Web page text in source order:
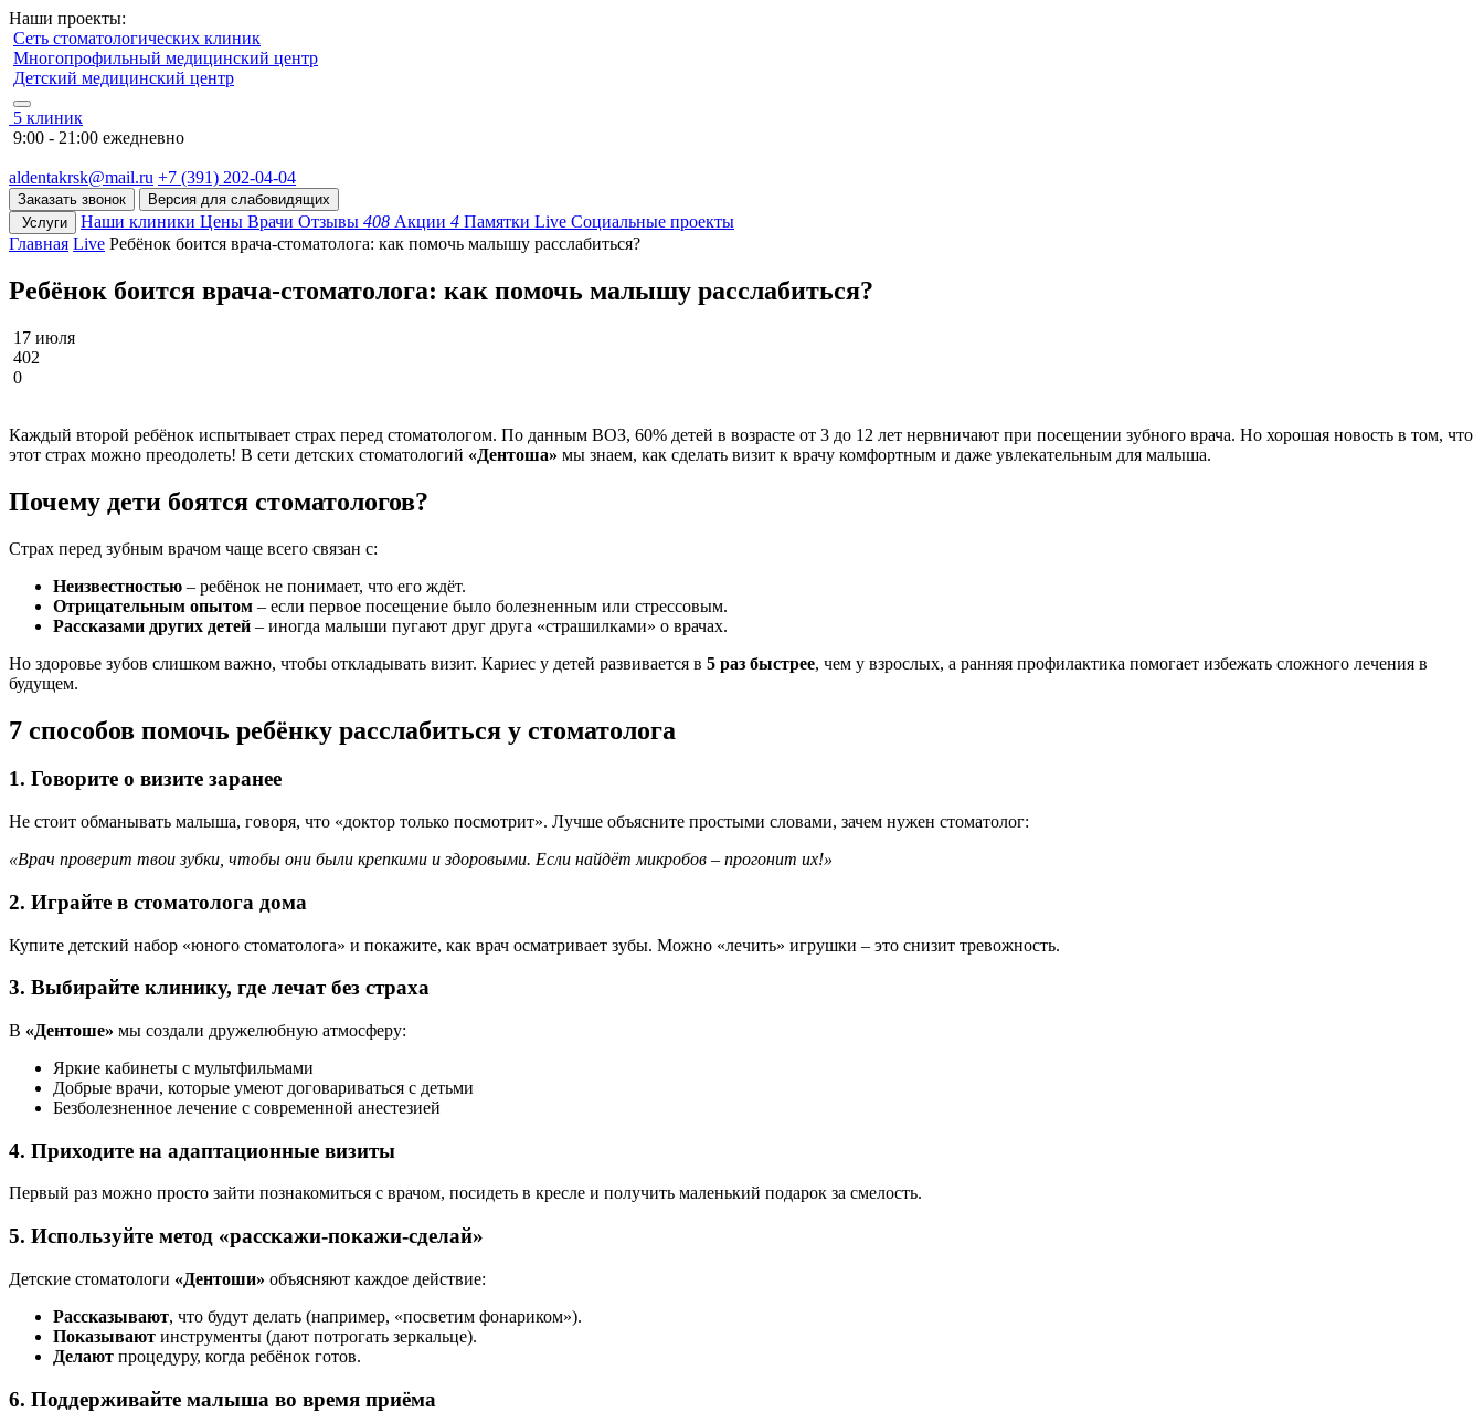
Наши проекты:
Сеть стоматологических клиник
Многопрофильный медицинский центр
Детский медицинский центр
5 клиник
9:00 - 21:00 ежедневно
aldentakrsk@mail.ru +7 (391) 202-04-04
Заказать звонок
Версия для слабовидящих
Услуги
Наши клиники Цены Врачи Отзывы 408 Акции 4 Памятки Live Социальные проекты
Главная Live Ребёнок боится врача-стоматолога: как помочь малышу расслабиться?
Ребёнок боится врача-стоматолога: как помочь малышу расслабиться?
17 июля
402
0
Каждый второй ребёнок испытывает страх перед стоматологом. По данным ВОЗ, 60% детей в возрасте от 3 до 12 лет нервничают при посещении зубного врача. Но хорошая новость в том, что
этот страх можно преодолеть! В сети детских стоматологий «Дентоша» мы знаем, как сделать визит к врачу комфортным и даже увлекательным для малыша.
Почему дети боятся стоматологов?
Страх перед зубным врачом чаще всего связан с:
Неизвестностью – ребёнок не понимает, что его ждёт.
Отрицательным опытом – если первое посещение было болезненным или стрессовым.
Рассказами других детей – иногда малыши пугают друг друга «страшилками» о врачах.
Но здоровье зубов слишком важно, чтобы откладывать визит. Кариес у детей развивается в 5 раз быстрее, чем у взрослых, а ранняя профилактика помогает избежать сложного лечения в
будущем.
7 способов помочь ребёнку расслабиться у стоматолога
1. Говорите о визите заранее
Не стоит обманывать малыша, говоря, что «доктор только посмотрит». Лучше объясните простыми словами, зачем нужен стоматолог:
«Врач проверит твои зубки, чтобы они были крепкими и здоровыми. Если найдёт микробов – прогонит их!»
2. Играйте в стоматолога дома
Купите детский набор «юного стоматолога» и покажите, как врач осматривает зубы. Можно «лечить» игрушки – это снизит тревожность.
3. Выбирайте клинику, где лечат без страха
В «Дентоше» мы создали дружелюбную атмосферу:
Яркие кабинеты с мультфильмами
Добрые врачи, которые умеют договариваться с детьми
Безболезненное лечение с современной анестезией
4. Приходите на адаптационные визиты
Первый раз можно просто зайти познакомиться с врачом, посидеть в кресле и получить маленький подарок за смелость.
5. Используйте метод «расскажи-покажи-сделай»
Детские стоматологи «Дентоши» объясняют каждое действие:
Рассказывают, что будут делать (например, «посветим фонариком»).
Показывают инструменты (дают потрогать зеркальце).
Делают процедуру, когда ребёнок готов.
6. Поддерживайте малыша во время приёма